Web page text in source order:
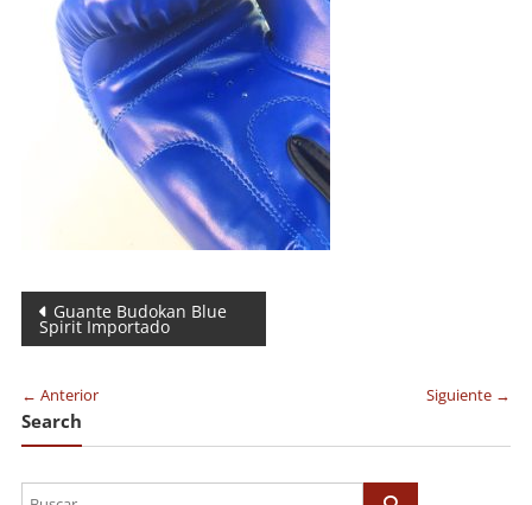
Navegación
de
entradas
Guante Budokan Blue
Spirit Importado
← Anterior Siguiente →
Search